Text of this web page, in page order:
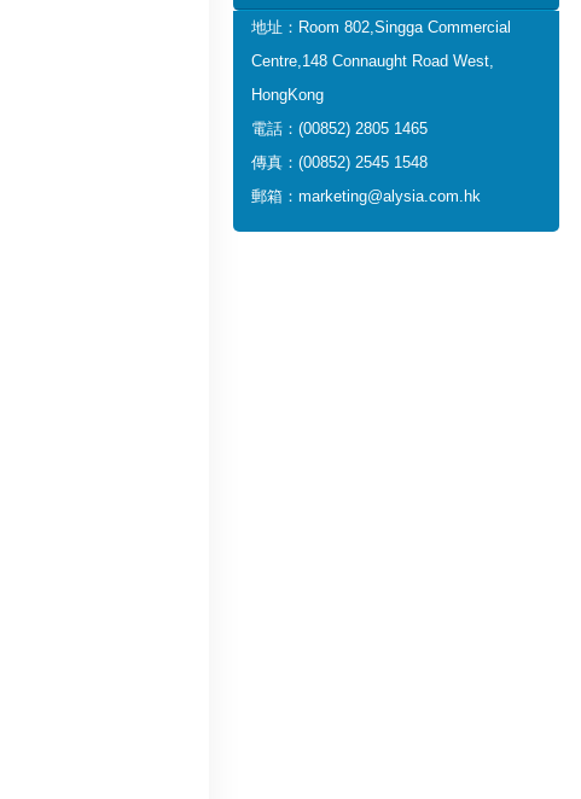
地址：Room 802,Singga Commercial
Centre,148 Connaught Road West,
HongKong
電話：(00852) 2805 1465
傳真：(00852) 2545 1548
郵箱：marketing@alysia.com.hk